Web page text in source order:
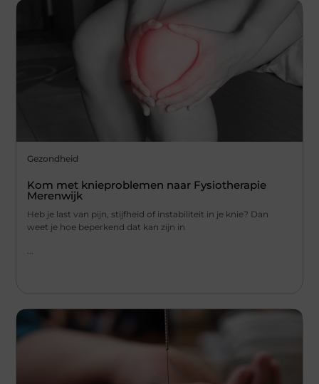
Gezondheid
Kom met knieproblemen naar Fysiotherapie
Merenwijk
Heb je last van pijn, stijfheid of instabiliteit in je knie? Dan
weet je hoe beperkend dat kan zijn in